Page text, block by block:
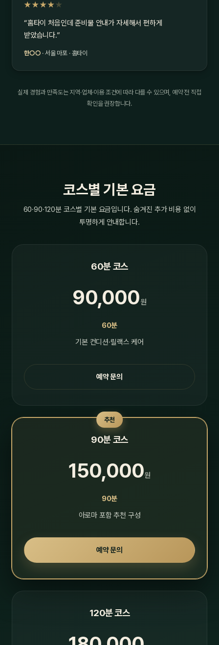
★★★★ ★
“홈타이 처음인데 준비물 안내가 자세해서 편하게
받았습니다.”
한○○ · 서울 마포 · 홈타이
실제 경험과 만족도는 지역·업체·이용 조건에 따라 다를 수 있으며, 예약 전 직접
확인을 권장합니다.
코스별 기본 요금
60·90·120분 코스별 기본 요금입니다. 숨겨진 추가 비용 없이
투명하게 안내합니다.
60분 코스
90,000원
60분
기본 컨디션·릴랙스 케어
예약 문의
추천
90분 코스
150,000원
90분
아로마 포함 추천 구성
예약 문의
120분 코스